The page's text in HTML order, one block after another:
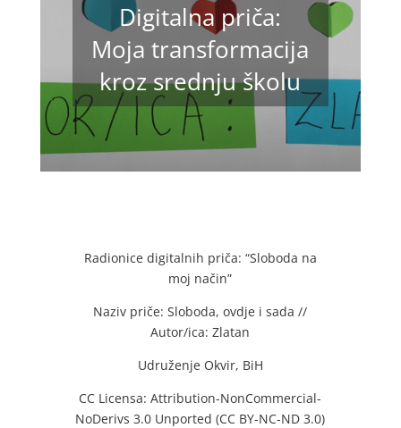
Digitalna priča:
Moja transformacija
kroz srednju školu
Radionice digitalnih priča: “Sloboda na
moj način”
Naziv priče: Sloboda, ovdje i sada //
Autor/ica: Zlatan
Udruženje Okvir, BiH
CC Licensa: Attribution-NonCommercial-
NoDerivs 3.0 Unported (CC BY-NC-ND 3.0)